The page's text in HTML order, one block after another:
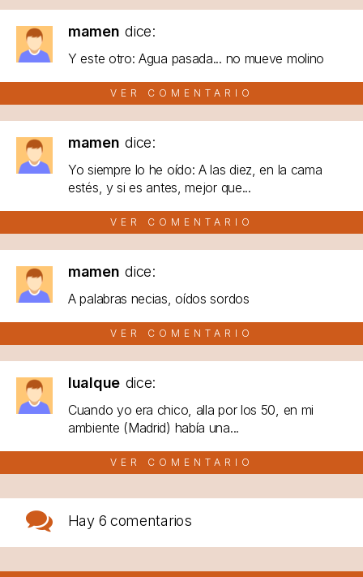
mamen dice:
Y este otro: Agua pasada... no mueve molino
VER COMENTARIO
mamen dice:
Yo siempre lo he oído: A las diez, en la cama
estés, y si es antes, mejor que...
VER COMENTARIO
mamen dice:
A palabras necias, oídos sordos
VER COMENTARIO
lualque dice:
Cuando yo era chico, alla por los 50, en mi
ambiente (Madrid) había una...
VER COMENTARIO
Hay 6 comentarios